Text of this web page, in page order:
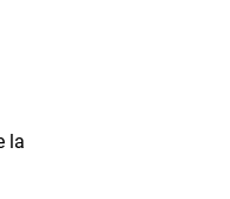
la